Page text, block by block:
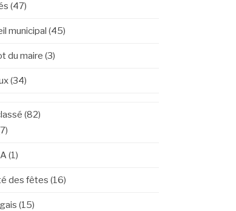
(47)
municipal (45)
du maire (3)
(34)
(82)
(1)
des fêtes (16)
(15)